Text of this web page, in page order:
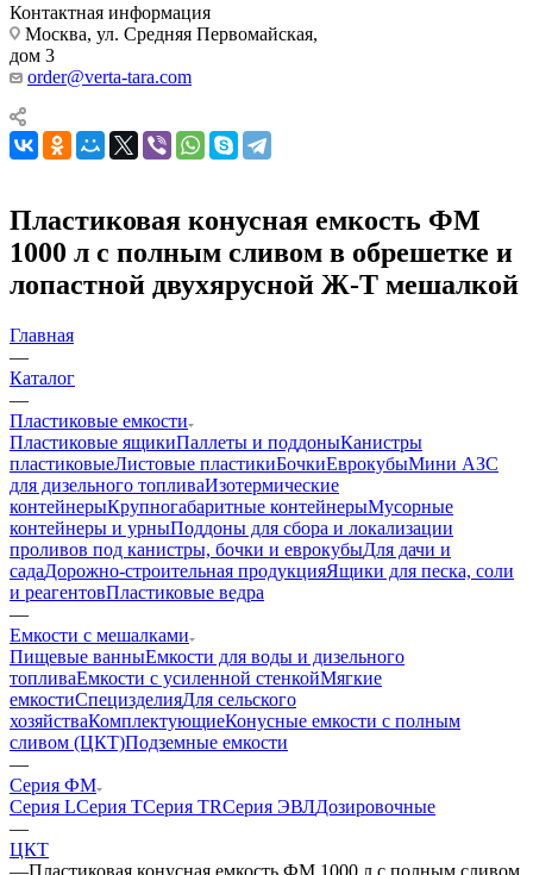
Контактная информация
Москва, ул. Средняя Первомайская,
дом 3
order@verta-tara.com
Пластиковая конусная емкость ФМ
1000 л с полным сливом в обрешетке и
лопастной двухярусной Ж-Т мешалкой
Главная
—
Каталог
—
Пластиковые емкости
Пластиковые ящикиПаллеты и поддоныКанистры
пластиковыеЛистовые пластикиБочкиЕврокубыМини АЗС
для дизельного топливаИзотермические
контейнерыКрупногабаритные контейнерыМусорные
контейнеры и урныПоддоны для сбора и локализации
проливов под канистры, бочки и еврокубыДля дачи и
садаДорожно-строительная продукцияЯщики для песка, соли
и реагентовПластиковые ведра
—
Емкости с мешалками
Пищевые ванныЕмкости для воды и дизельного
топливаЕмкости с усиленной стенкойМягкие
емкостиСпецизделияДля сельского
хозяйстваКомплектующиеКонусные емкости с полным
сливом (ЦКТ)Подземные емкости
—
Серия ФМ
Серия LСерия TСерия TRСерия ЭВЛДозировочные
—
ЦКТ
—Пластиковая конусная емкость ФМ 1000 л с полным сливом